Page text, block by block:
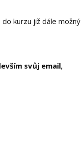
do kurzu již dále možný
svůj email,